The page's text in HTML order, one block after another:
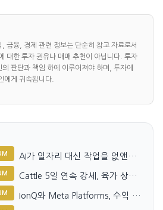
금융, 경제 관련 정보는 단순히 참고 자료로서
대한 투자 권유나 매매 추천이 아닙니다. 투자
판단과 책임 하에 이루어져야 하며, 투자에
에게 귀속됩니다.
AI가 일자리 대신 작업을 없앤다:
Cattle 5일 연속 강세, 육가 상승
IonQ와 Meta Platforms, 수익 성